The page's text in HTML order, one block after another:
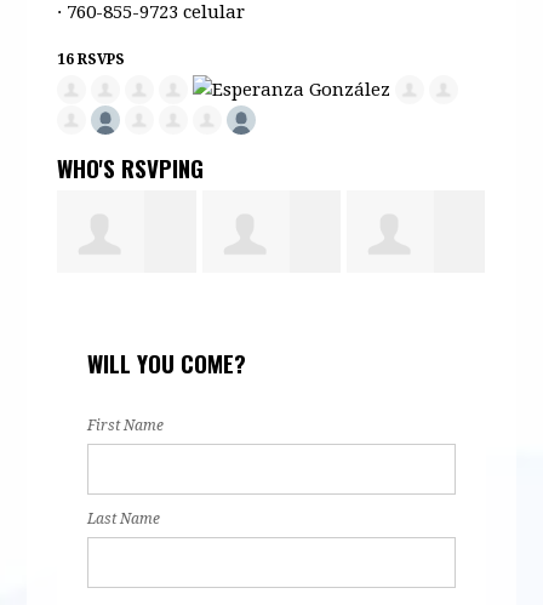
· 760-855-9723 celular
16 RSVPS
WHO'S RSVPING
WILL YOU COME?
First Name
Last Name